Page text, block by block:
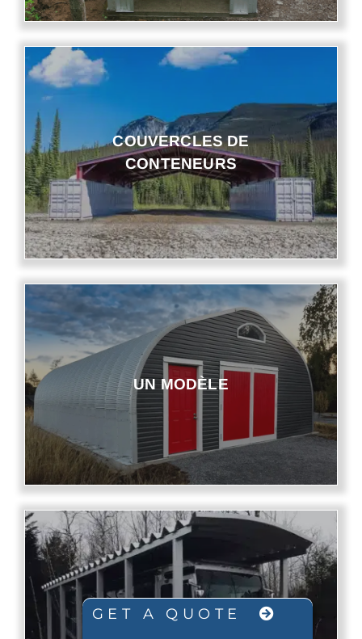
COUVERCLES DE
CONTENEURS
UN MODÈLE
PORT D’AUTO
GET A QUOTE